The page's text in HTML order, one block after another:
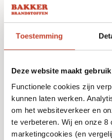
Toestemming
Deze website maakt
Functionele cookies zijn
kunnen laten werken.
om het websiteverkeer en
te verbeteren. Wij en onze 8
marketingcookies (en
Kamado Joe – Big